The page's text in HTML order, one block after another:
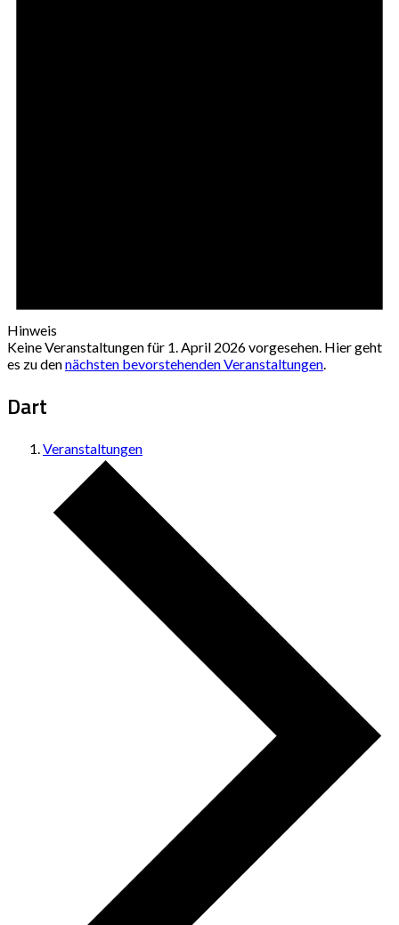
Hinweis
Keine Veranstaltungen für 1. April 2026 vorgesehen. Hier geht
es zu dennächsten bevorstehenden Veranstaltungen.
Dart
Veranstaltungen